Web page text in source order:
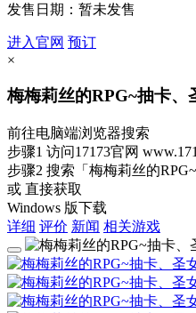
发售日期：暂未发售
进入官网 预订
×
梅梅莉丝的RPG~抽卡、
前往电脑端浏览器搜索
步骤1 访问17173官网
步骤2 搜索 「梅梅莉丝的
或 直接获取
Windows 版下载
详细 评价 新闻 相关游戏